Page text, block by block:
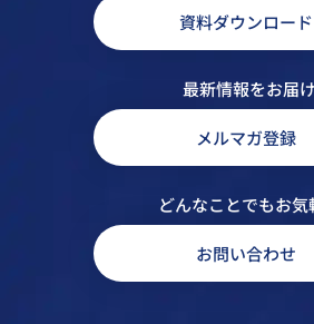
資料ダウンロード
最新情報をお届け
メルマガ登録
どんなことでもお気
お問い合わせ